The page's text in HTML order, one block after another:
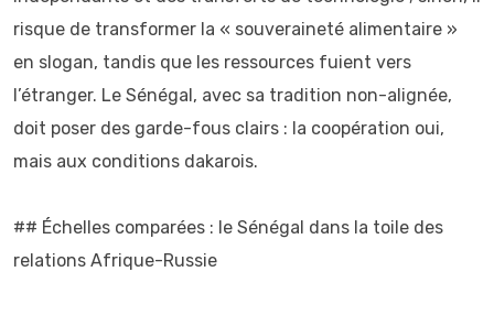
risque de transformer la « souveraineté alimentaire »
en slogan, tandis que les ressources fuient vers
l’étranger. Le Sénégal, avec sa tradition non-alignée,
doit poser des garde-fous clairs : la coopération oui,
mais aux conditions dakarois.
## Échelles comparées : le Sénégal dans la toile des
relations Afrique-Russie